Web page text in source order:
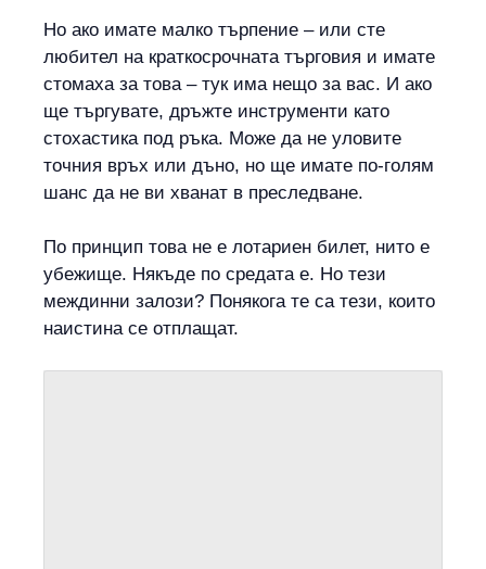
Но ако имате малко търпение – или сте
любител на краткосрочната търговия и имате
стомаха за това – тук има нещо за вас. И ако
ще търгувате, дръжте инструменти като
стохастика под ръка. Може да не уловите
точния връх или дъно, но ще имате по-голям
шанс да не ви хванат в преследване.
По принцип това не е лотариен билет, нито е
убежище. Някъде по средата е. Но тези
междинни залози? Понякога те са тези, които
наистина се отплащат.